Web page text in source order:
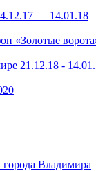
— 14.01.18
«Золотые
21.12.18 -
города Владимира